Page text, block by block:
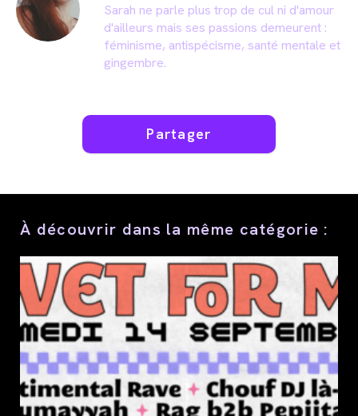
Sarah ne parle plus trop de cul ni d'amour
d'ailleurs mais ses passions demeurent :
féminisme, antispécisme, santé mentale et
gingembre.
Partager
Partager
À découvrir dans la même catégorie :